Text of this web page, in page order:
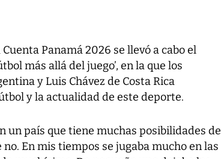
Panamá 2026 se llevó a cabo el
más allá del juego’, en la que los
y Luis Chávez de Costa Rica
y la actualidad de este deporte.
un país que tiene muchas posibilidades de
En mis tiempos se jugaba mucho en las